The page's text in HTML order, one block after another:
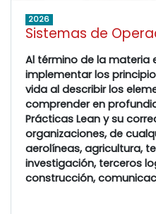
2026
Sistemas de
Al término de la materia
implementar los
vida al describir los
comprender en
Prácticas Lean y su
organizaciones, de
aerolíneas, agricultura,
investigación, terceros
construcción,